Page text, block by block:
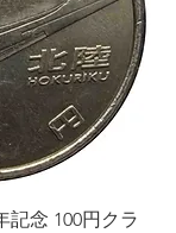
記念 100円クラ